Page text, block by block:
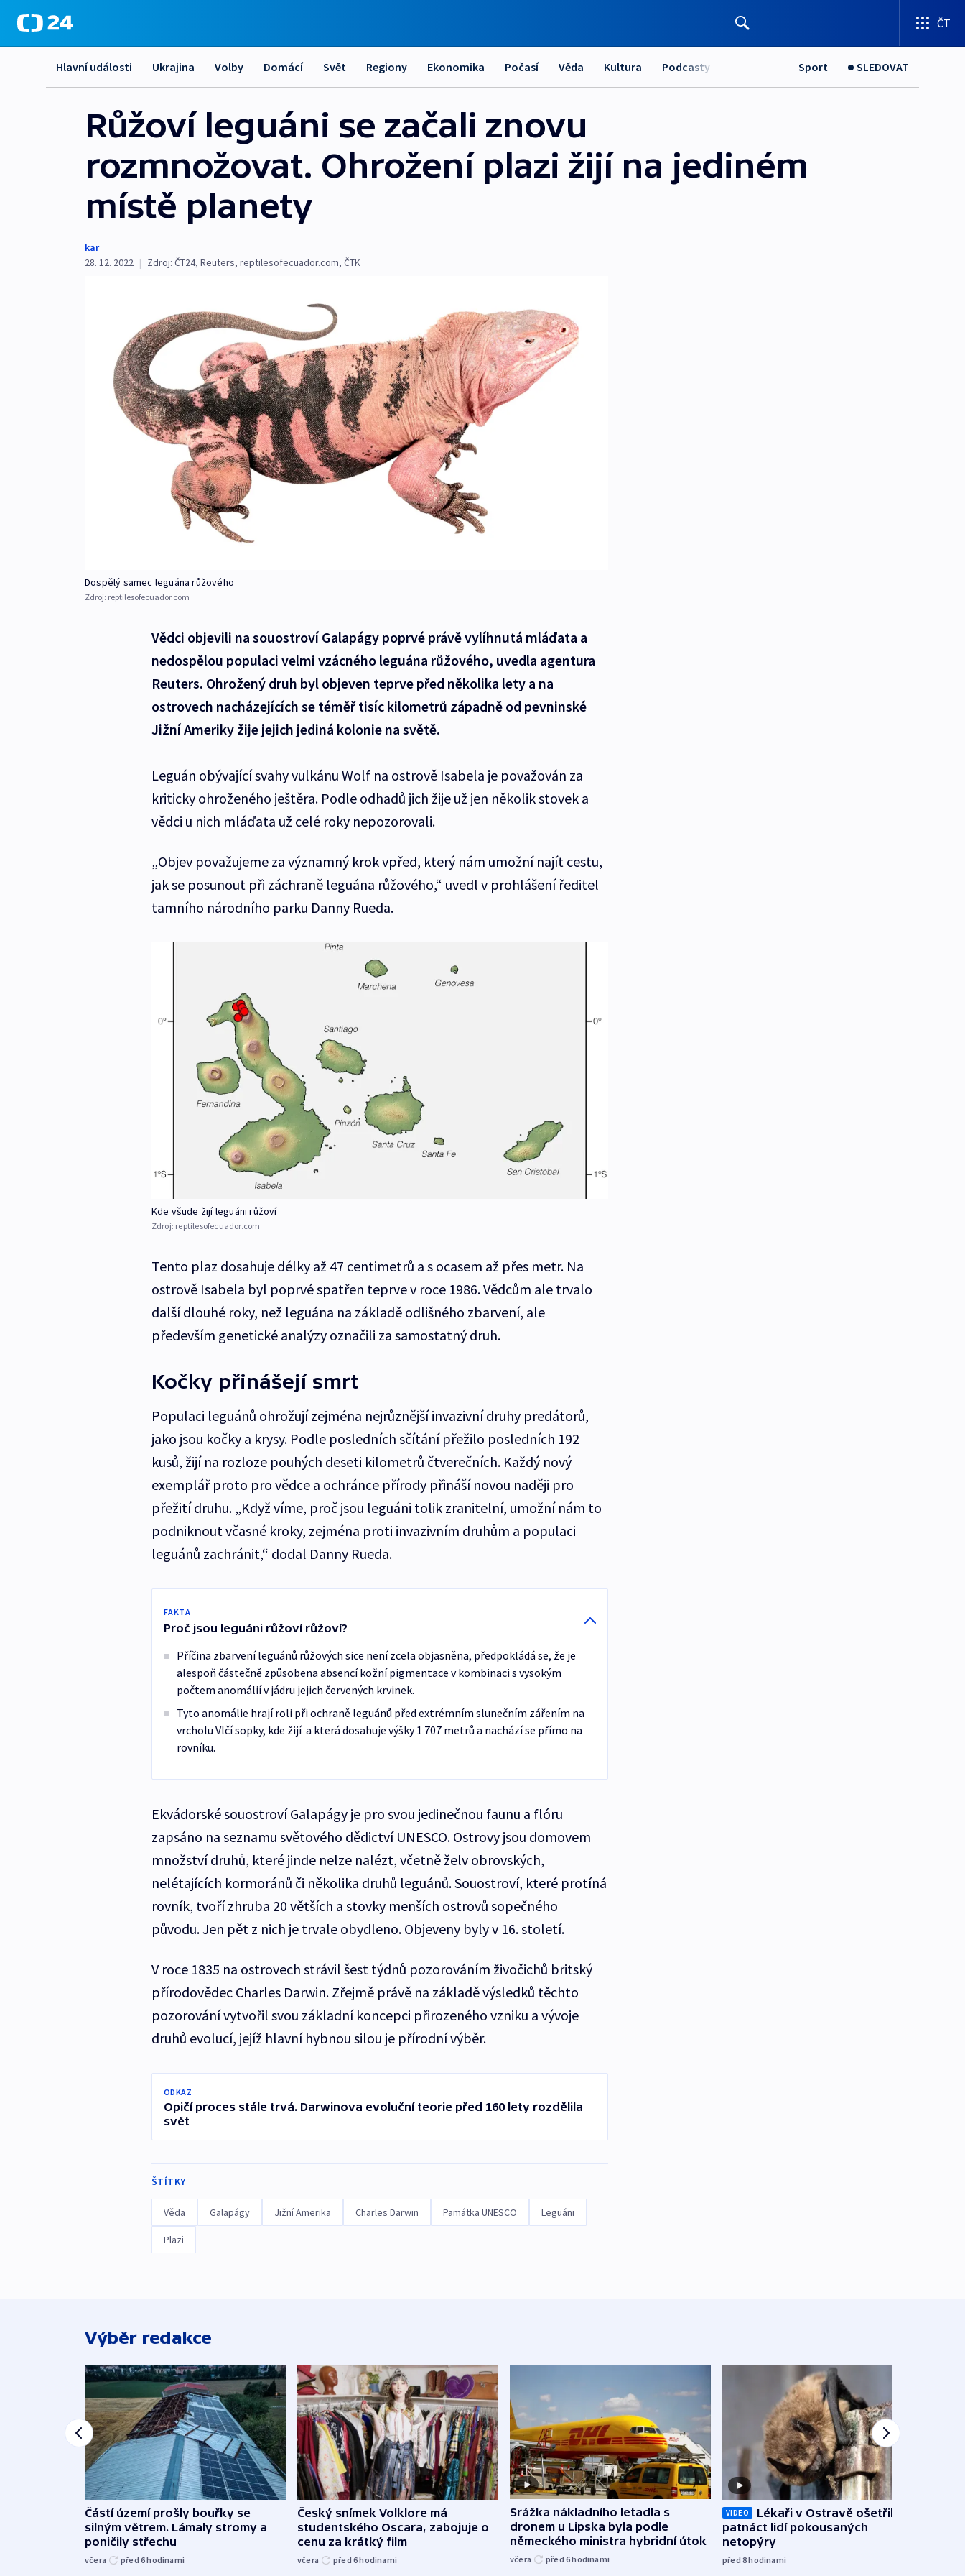
ČT
Hlavní události Ukrajina Volby Domácí Svět Regiony Ekonomika Počasí Věda Kultura Podcasty Sport SLEDOVAT
Růžoví leguáni se začali znovu
rozmnožovat. Ohrožení plazi žijí na jediném
místě planety
kar
28. 12. 2022 | Zdroj: ČT24, Reuters, reptilesofecuador.com, ČTK
Dospělý samec leguána růžového
Zdroj: reptilesofecuador.com
Vědci objevili na souostroví Galapágy poprvé právě vylíhnutá mláďata a
nedospělou populaci velmi vzácného leguána růžového, uvedla agentura
Reuters. Ohrožený druh byl objeven teprve před několika lety a na
ostrovech nacházejících se téměř tisíc kilometrů západně od pevninské
Jižní Ameriky žije jejich jediná kolonie na světě.
Leguán obývající svahy vulkánu Wolf na ostrově Isabela je považován za
kriticky ohroženého ještěra. Podle odhadů jich žije už jen několik stovek a
vědci u nich mláďata už celé roky nepozorovali.
„Objev považujeme za významný krok vpřed, který nám umožní najít cestu,
jak se posunout při záchraně leguána růžového,“ uvedl v prohlášení ředitel
tamního národního parku Danny Rueda.
Kde všude žijí leguáni růžoví
Zdroj: reptilesofecuador.com
Tento plaz dosahuje délky až 47 centimetrů a s ocasem až přes metr. Na
ostrově Isabela byl poprvé spatřen teprve v roce 1986. Vědcům ale trvalo
další dlouhé roky, než leguána na základě odlišného zbarvení, ale
především genetické analýzy označili za samostatný druh.
Kočky přinášejí smrt
Populaci leguánů ohrožují zejména nejrůznější invazivní druhy predátorů,
jako jsou kočky a krysy. Podle posledních sčítání přežilo posledních 192
kusů, žijí na rozloze pouhých deseti kilometrů čtverečních. Každý nový
exemplář proto pro vědce a ochránce přírody přináší novou naději pro
přežití druhu. „Když víme, proč jsou leguáni tolik zranitelní, umožní nám to
podniknout včasné kroky, zejména proti invazivním druhům a populaci
leguánů zachránit,“ dodal Danny Rueda.
FAKTA
Proč jsou leguáni růžoví růžoví?
Příčina zbarvení leguánů růžových sice není zcela objasněna, předpokládá se, že je
alespoň částečně způsobena absencí kožní pigmentace v kombinaci s vysokým
počtem anomálií v jádru jejich červených krvinek.
Tyto anomálie hrají roli při ochraně leguánů před extrémním slunečním zářením na
vrcholu Vlčí sopky, kde žijí a která dosahuje výšky 1 707 metrů a nachází se přímo na
rovníku.
Ekvádorské souostroví Galapágy je pro svou jedinečnou faunu a flóru
zapsáno na seznamu světového dědictví UNESCO. Ostrovy jsou domovem
množství druhů, které jinde nelze nalézt, včetně želv obrovských,
nelétajících kormoránů či několika druhů leguánů. Souostroví, které protíná
rovník, tvoří zhruba 20 větších a stovky menších ostrovů sopečného
původu. Jen pět z nich je trvale obydleno. Objeveny byly v 16. století.
V roce 1835 na ostrovech strávil šest týdnů pozorováním živočichů britský
přírodovědec Charles Darwin. Zřejmě právě na základě výsledků těchto
pozorování vytvořil svou základní koncepci přirozeného vzniku a vývoje
druhů evolucí, jejíž hlavní hybnou silou je přírodní výběr.
ODKAZ
Opičí proces stále trvá. Darwinova evoluční teorie před 160 lety rozdělila
svět
ŠTÍTKY
Věda Galapágy Jižní Amerika Charles Darwin Památka UNESCO Leguáni
Plazi
Výběr redakce
Částí území prošly bouřky se
silným větrem. Lámaly stromy a
poničily střechu
včera před 6hodinami
Český snímek Volklore má
studentského Oscara, zabojuje o
cenu za krátký film
včera před 6hodinami
Srážka nákladního letadla s
dronem u Lipska byla podle
německého ministra hybridní útok
včera před 6hodinami
VIDEO
Lékaři v Ostravě ošetřili už
patnáct lidí pokousaných
netopýry
před 8hodinami